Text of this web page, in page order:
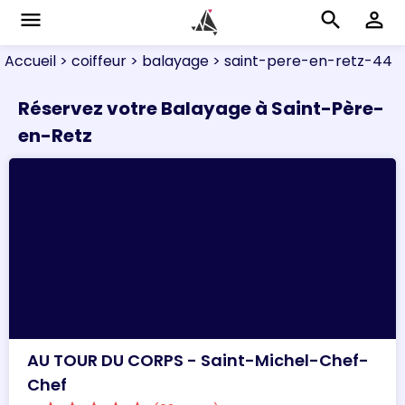
menu search perm_identity
Accueil > coiffeur > balayage > saint-pere-en-retz-44
Réservez votre Balayage à Saint-Père-
en-Retz
AU TOUR DU CORPS - Saint-Michel-Chef-
Chef